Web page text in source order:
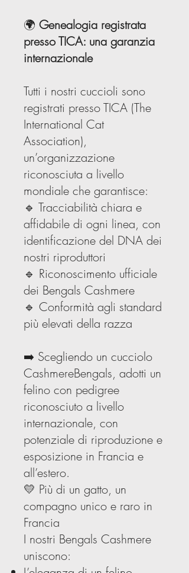
🌍 Genealogia registrata
presso TICA: una garanzia
internazionale
Tutti i nostri cuccioli sono
registrati presso TICA (The
International Cat
Association),
un’organizzazione
riconosciuta a livello
mondiale che garantisce:
🔹 Tracciabilità chiara e
affidabile di ogni linea, con
identificazione del DNA dei
nostri riproduttori
🔹 Riconoscimento ufficiale
dei Bengals Cashmere
🔹 Conformità agli standard
più elevati della razza
➡️ Scegliendo un cucciolo
CashmereBengals, adotti un
felino con pedigree
riconosciuto a livello
internazionale, con
potenziale di riproduzione e
esposizione in Francia e
all’estero.
💛 Più di un gatto, un
compagno unico e raro in
Francia
I nostri Bengals Cashmere
uniscono: